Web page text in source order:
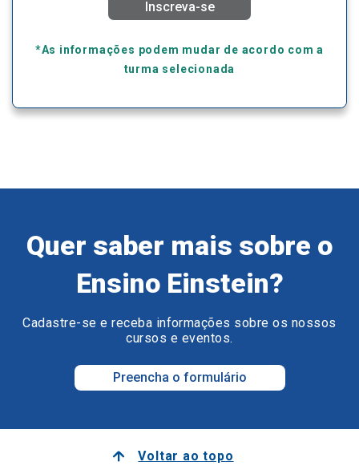
Inscreva-se
*As informações podem mudar de acordo com a
turma selecionada
Quer saber mais sobre o
Ensino Einstein?
Cadastre-se e receba informações sobre os nossos
cursos e eventos.
Preencha o formulário
Voltar ao topo